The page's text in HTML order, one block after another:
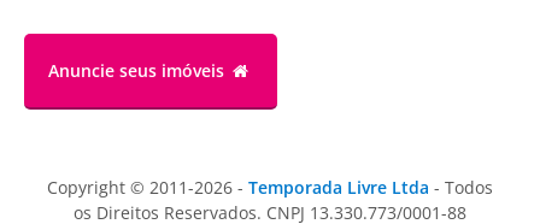
Anuncie seus imóveis
Copyright © 2011-2026 - Temporada Livre Ltda - Todos
os Direitos Reservados. CNPJ 13.330.773/0001-88